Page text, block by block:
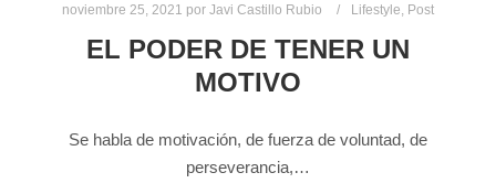
noviembre 25, 2021 por Javi Castillo Rubio Lifestyle Post
EL PODER DE TENER UN
MOTIVO
Se habla de motivación, de fuerza de voluntad, de
perseverancia,…